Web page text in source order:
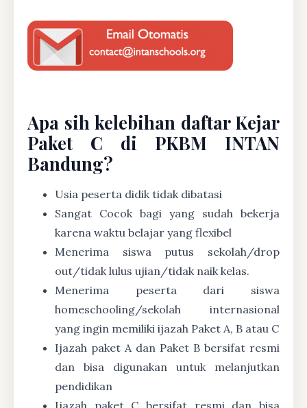
Apa sih kelebihan daftar Kejar
Paket C di PKBM INTAN
Bandung?
Usia peserta didik tidak dibatasi
Sangat Cocok bagi yang sudah bekerja
karena waktu belajar yang flexibel
Menerima siswa putus sekolah/drop
out/tidak lulus ujian/tidak naik kelas.
Menerima peserta dari siswa
homeschooling/sekolah internasional
yang ingin memiliki ijazah Paket A, B atau C
Ijazah paket A dan Paket B bersifat resmi
dan bisa digunakan untuk melanjutkan
pendidikan
Ijazah paket C bersifat resmi dan bisa